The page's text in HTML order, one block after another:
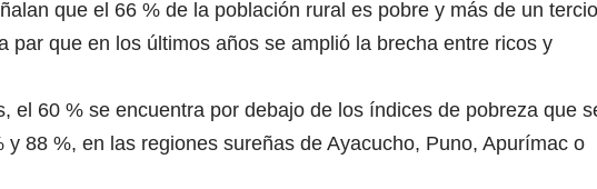
que el 66 % de la población rural es pobre y más de un tercio
par que en los últimos años se amplió la brecha entre ricos y
el 60 % se encuentra por debajo de los índices de pobreza que
88 %, en las regiones sureñas de Ayacucho, Puno, Apurímac o